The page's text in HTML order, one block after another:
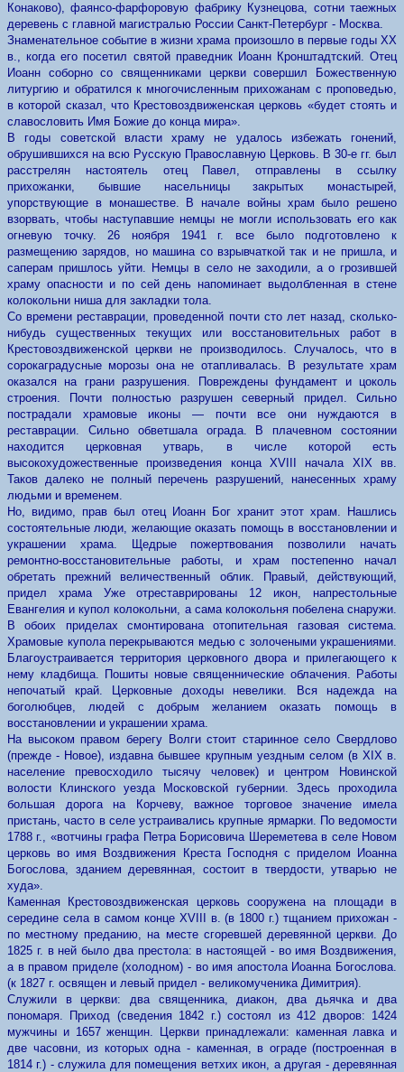
Конаково), фаянсо-фарфоровую фабрику Кузнецова, сотни таежных
деревень с главной магистралью России Санкт-Петербург - Москва.
Знаменательное событие в жизни храма произошло в первые годы XX
в., когда его посетил святой праведник Иоанн Кронштадтский. Отец
Иоанн соборно со священниками церкви совершил Божественную
литургию и обратился к многочисленным прихожанам с проповедью,
в которой сказал, что Крестовоздвиженская церковь «будет стоять и
славословить Имя Божие до конца мира».
В годы советской власти храму не удалось избежать гонений,
обрушившихся на всю Русскую Православную Церковь. В 30-е гг. был
расстрелян настоятель отец Павел, отправлены в ссылку
прихожанки, бывшие насельницы закрытых монастырей,
упорствующие в монашестве. В начале войны храм было решено
взорвать, чтобы наступавшие немцы не могли использовать его как
огневую точку. 26 ноября 1941 г. все было подготовлено к
размещению зарядов, но машина со взрывчаткой так и не пришла, и
саперам пришлось уйти. Немцы в село не заходили, а о грозившей
храму опасности и по сей день напоминает выдолбленная в стене
колокольни ниша для закладки тола.
Со времени реставрации, проведенной почти сто лет назад, сколько-
нибудь существенных текущих или восстановительных работ в
Крестовоздвиженской церкви не производилось. Случалось, что в
сорокаградусные морозы она не отапливалась. В результате храм
оказался на грани разрушения. Повреждены фундамент и цоколь
строения. Почти полностью разрушен северный придел. Сильно
пострадали храмовые иконы — почти все они нуждаются в
реставрации. Сильно обветшала ограда. В плачевном состоянии
находится церковная утварь, в числе которой есть
высокохудожественные произведения конца XVIII начала XIX вв.
Таков далеко не полный перечень разрушений, нанесенных храму
людьми и временем.
Но, видимо, прав был отец Иоанн Бог хранит этот храм. Нашлись
состоятельные люди, желающие оказать помощь в восстановлении и
украшении храма. Щедрые пожертвования позволили начать
ремонтно-восстановительные работы, и храм постепенно начал
обретать прежний величественный облик. Правый, действующий,
придел храма Уже отреставрированы 12 икон, напрестольные
Евангелия и купол колокольни, а сама колокольня побелена снаружи.
В обоих приделах смонтирована отопительная газовая система.
Храмовые купола перекрываются медью с золочеными украшениями.
Благоустраивается территория церковного двора и прилегающего к
нему кладбища. Пошиты новые священнические облачения. Работы
непочатый край. Церковные доходы невелики. Вся надежда на
боголюбцев, людей с добрым желанием оказать помощь в
восстановлении и украшении храма.
На высоком правом берегу Волги стоит старинное село Свердлово
(прежде - Новое), издавна бывшее крупным уездным селом (в XIX в.
население превосходило тысячу человек) и центром Новинской
волости Клинского уезда Московской губернии. Здесь проходила
большая дорога на Корчеву, важное торговое значение имела
пристань, часто в селе устраивались крупные ярмарки. По ведомости
1788 г., «вотчины графа Петра Борисовича Шереметева в селе Новом
церковь во имя Воздвижения Креста Господня с приделом Иоанна
Богослова, зданием деревянная, состоит в твердости, утварью не
худа».
Каменная Крестовоздвиженская церковь сооружена на площади в
середине села в самом конце ХVIII в. (в 1800 г.) тщанием прихожан -
по местному преданию, на месте сгоревшей деревянной церкви. До
1825 г. в ней было два престола: в настоящей - во имя Воздвижения,
а в правом приделе (холодном) - во имя апостола Иоанна Богослова.
(к 1827 г. освящен и левый придел - великомученика Димитрия).
Служили в церкви: два священника, диакон, два дьячка и два
пономаря. Приход (сведения 1842 г.) состоял из 412 дворов: 1424
мужчины и 1657 женщин. Церкви принадлежали: каменная лавка и
две часовни, из которых одна - каменная, в ограде (построенная в
1814 г.) - служила для помещения ветхих икон, а другая - деревянная